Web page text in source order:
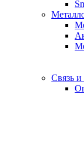
Связь и